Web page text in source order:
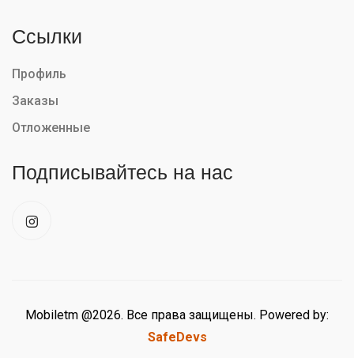
Ссылки
Профиль
Заказы
Отложенные
Подписывайтесь на нас
Mobiletm @2026. Все права защищены. Powered by:
SafeDevs